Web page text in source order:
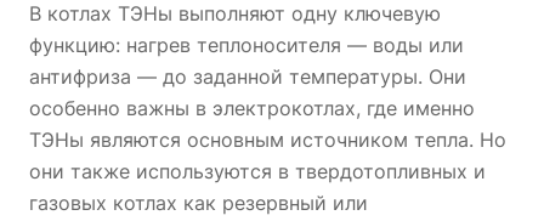
В котлах ТЭНы выполняют одну ключевую
функцию: нагрев теплоносителя — воды или
антифриза — до заданной температуры. Они
особенно важны в электрокотлах, где именно
ТЭНы являются основным источником тепла. Но
они также используются в твердотопливных и
газовых котлах как резервный или